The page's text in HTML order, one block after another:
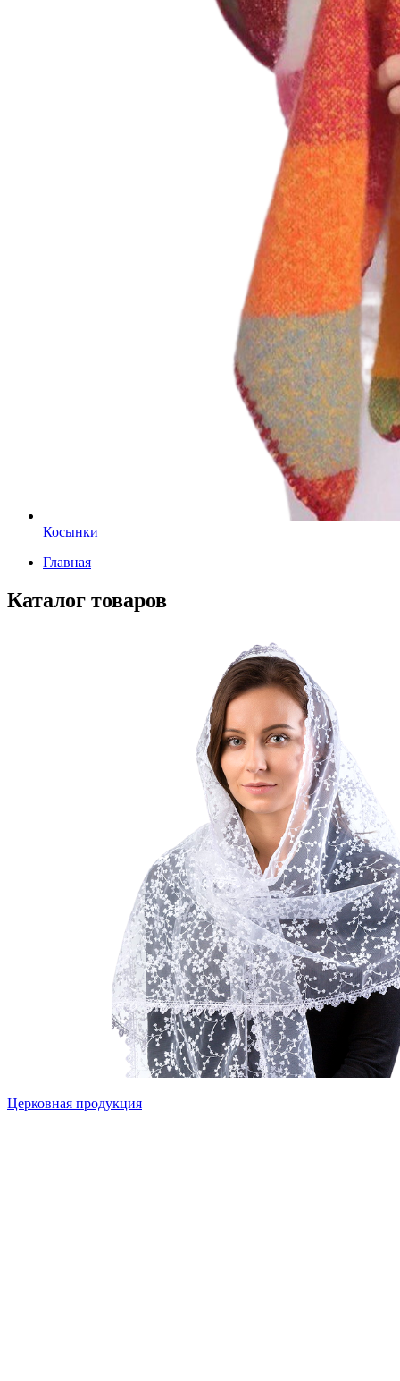
Косынки
Главная
Каталог товаров
Церковная продукция